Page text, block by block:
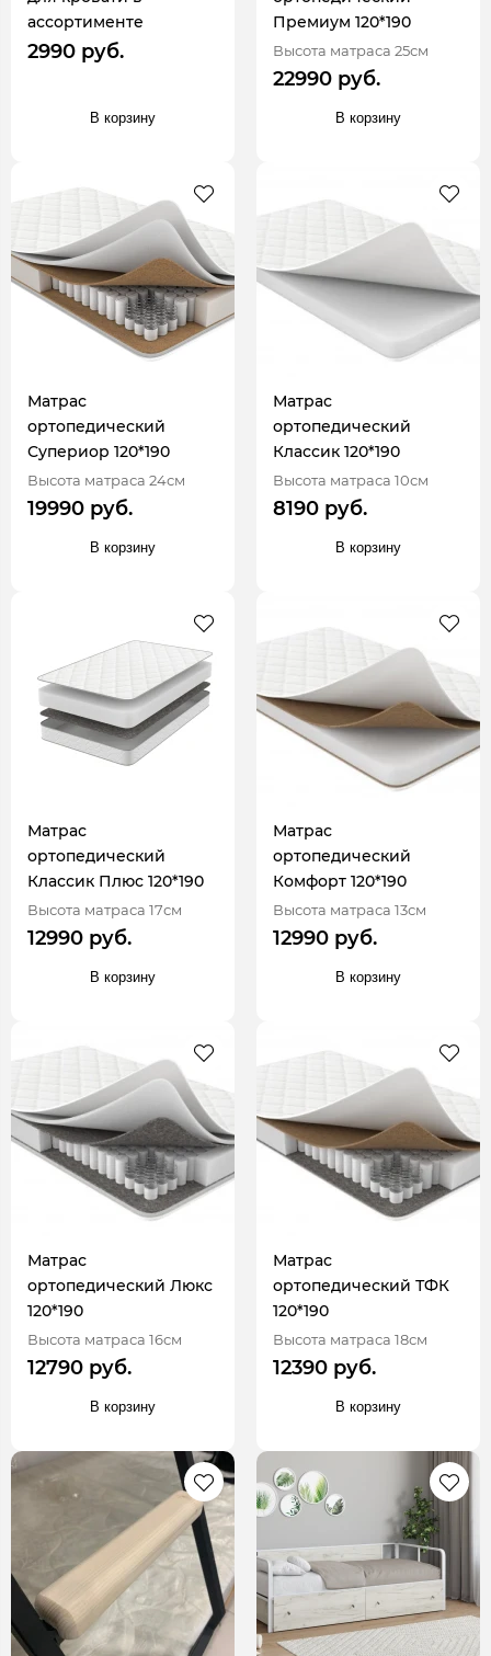
ассортименте
2990 руб.
В корзину
Премиум 120*190
Высота матраса 25см
22990 руб.
В корзину
Матрас
ортопедический
Супериор 120*190
Высота матраса 24см
19990 руб.
В корзину
Матрас
ортопедический
Классик 120*190
Высота матраса 10см
8190 руб.
В корзину
Матрас
ортопедический
Классик Плюс 120*190
Высота матраса 17см
12990 руб.
В корзину
Матрас
ортопедический
Комфорт 120*190
Высота матраса 13см
12990 руб.
В корзину
Матрас
ортопедический Люкс
120*190
Высота матраса 16см
12790 руб.
В корзину
Матрас
ортопедический ТФК
120*190
Высота матраса 18см
12390 руб.
В корзину